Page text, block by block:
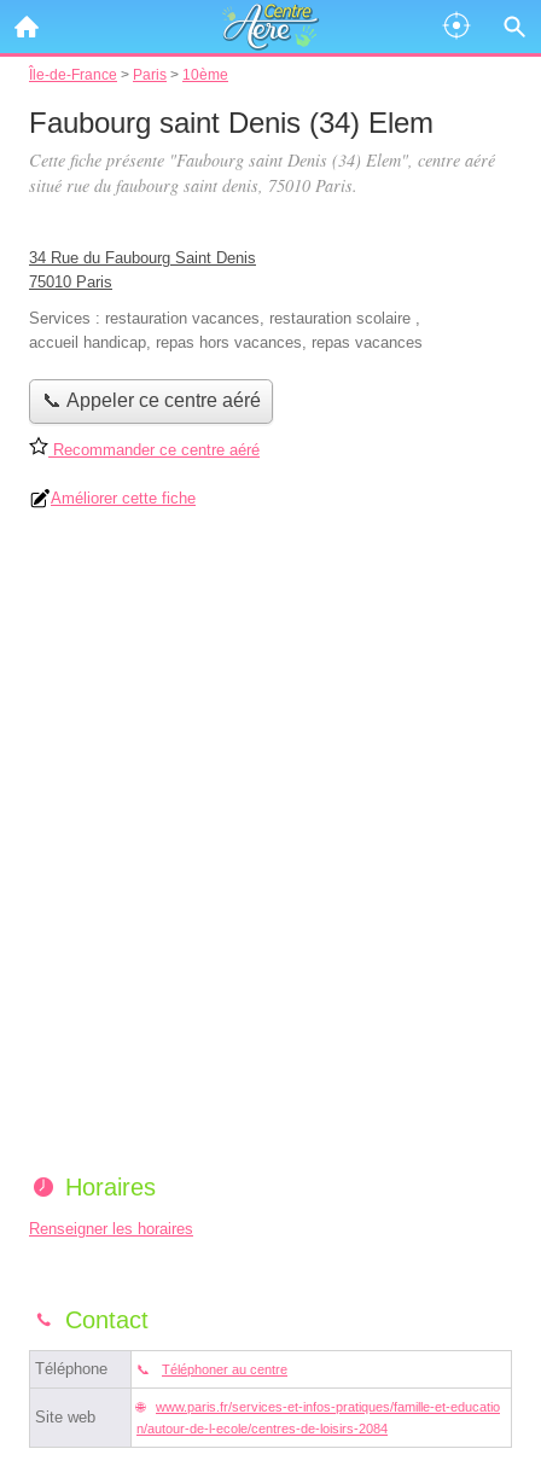
Île-de-France > Paris > 10ème
Faubourg saint Denis (34) Elem
Cette fiche présente "Faubourg saint Denis (34) Elem", centre aéré
situé rue du faubourg saint denis, 75010 Paris.
34 Rue du Faubourg Saint Denis
75010 Paris
Services : restauration vacances, restauration scolaire ,
accueil handicap, repas hors vacances, repas vacances
📞 Appeler ce centre aéré
Recommander ce centre aéré
Améliorer cette fiche
Horaires
Renseigner les horaires
Contact
Téléphone Téléphoner au centre
Site web
www.paris.fr/services-et-infos-pratiques/famille-et-educatio
n/autour-de-l-ecole/centres-de-loisirs-2084